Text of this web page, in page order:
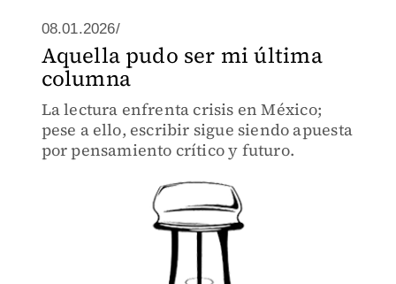
08.01.2026/
Aquella pudo ser mi última
columna
La lectura enfrenta crisis en México;
pese a ello, escribir sigue siendo apuesta
por pensamiento crítico y futuro.